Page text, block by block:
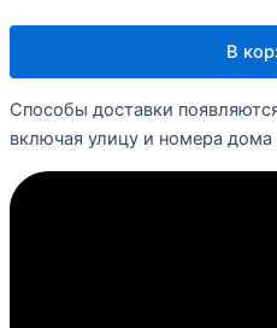
В
Способы доставки
включая улицу и номера дома